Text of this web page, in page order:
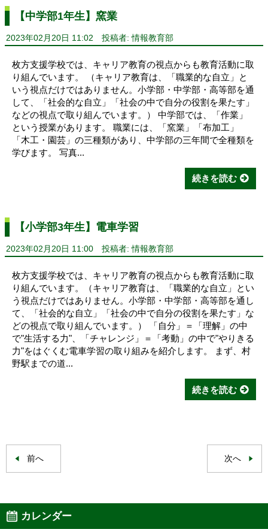
【中学部1年生】窯業
2023年02月20日 11:02 投稿者: 情報教育部
枚方支援学校では、キャリア教育の視点からも教育活動に取
り組んでいます。 （キャリア教育は、「職業的な自立」と
いう視点だけではありません。小学部・中学部・高等部を通
して、「社会的な自立」「社会の中で自分の役割を果たす」
などの視点で取り組んでいます。） 中学部では、「作業」
という授業があります。 職業には、「窯業」「布加工」
「木工・園芸」の三種類があり、中学部の三年間で全種類を
学びます。 写真...
続きを読む
【小学部3年生】電車学習
2023年02月20日 11:00 投稿者: 情報教育部
枚方支援学校では、キャリア教育の視点からも教育活動に取
り組んでいます。（キャリア教育は、「職業的な自立」とい
う視点だけではありません。小学部・中学部・高等部を通し
て、「社会的な自立」「社会の中で自分の役割を果たす」な
どの視点で取り組んでいます。） 「自分」＝「理解」の中
で"生活する力"、「チャレンジ」＝「考動」の中で"やりきる
力"をはぐくむ電車学習の取り組みを紹介します。 まず、村
野駅までの道...
続きを読む
前へ 次へ
カレンダー